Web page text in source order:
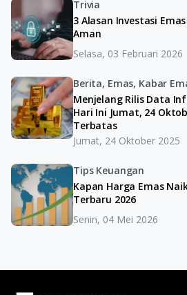
Trivia
3 Alasan Investasi
Aman
Selasa, 03 Februari 2026
Berita, Emas, Kabar
Menjelang Rilis Data
Hari Ini Jumat, 24
Terbatas
Jumat, 24 Oktober 2025
Tips Keuangan
Kapan Harga Emas
Terbaru 2026
Senin, 04 Mei 2026